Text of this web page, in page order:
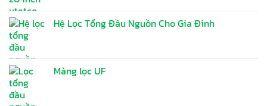
Hệ Lọc Tổng Đầu Nguồn Cho Gia Đình
Màng lọc UF